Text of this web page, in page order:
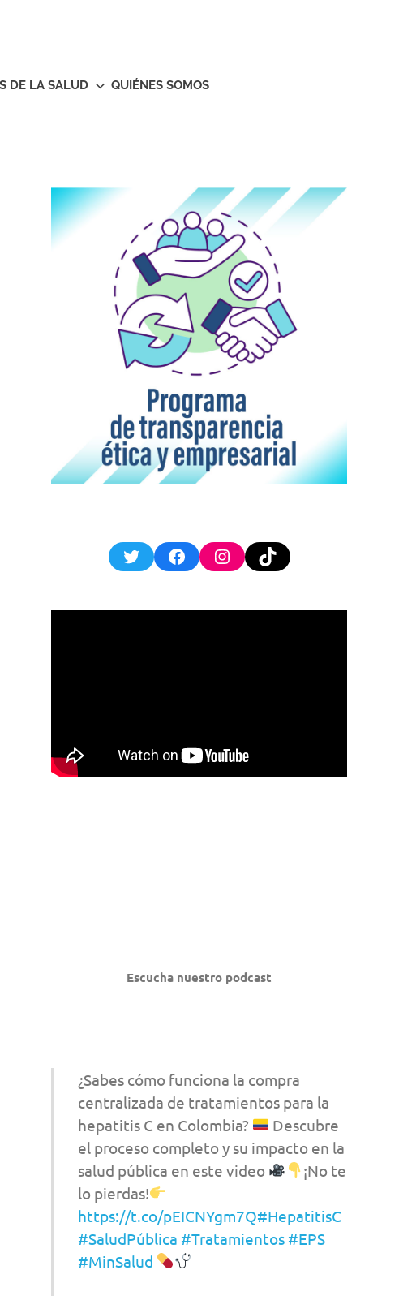
DE LA SALUD QUIÉNES SOMOS
TwitterFacebookInstagram
TikTok
Escucha nuestro podcast
¿Sabes cómo funciona la compra
centralizada de tratamientos para la
hepatitis C en Colombia?
Descubre
el proceso completo y su impacto en la
salud pública en este video
¡No te
lo pierdas!
https://t.co/pEICNYgm7Q#HepatitisC
#SaludPública #Tratamientos #EPS
#MinSalud